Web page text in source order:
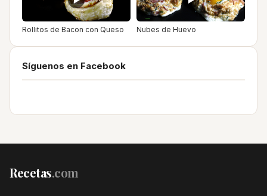
Rollitos de Bacon con Queso Nubes de Huevo
Síguenos en Facebook
Recetas.com